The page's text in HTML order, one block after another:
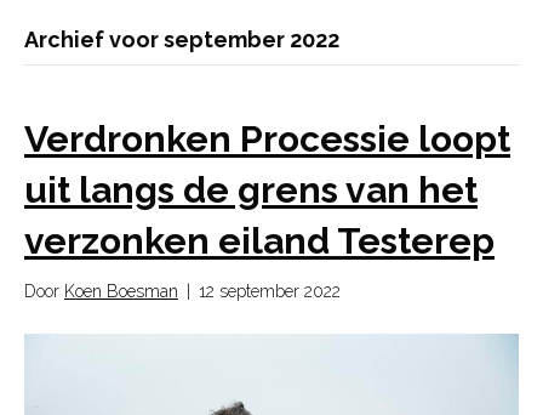
Archief voor september 2022
Verdronken Processie loopt
uit langs de grens van het
verzonken eiland Testerep
Door Koen Boesman 12 september 2022